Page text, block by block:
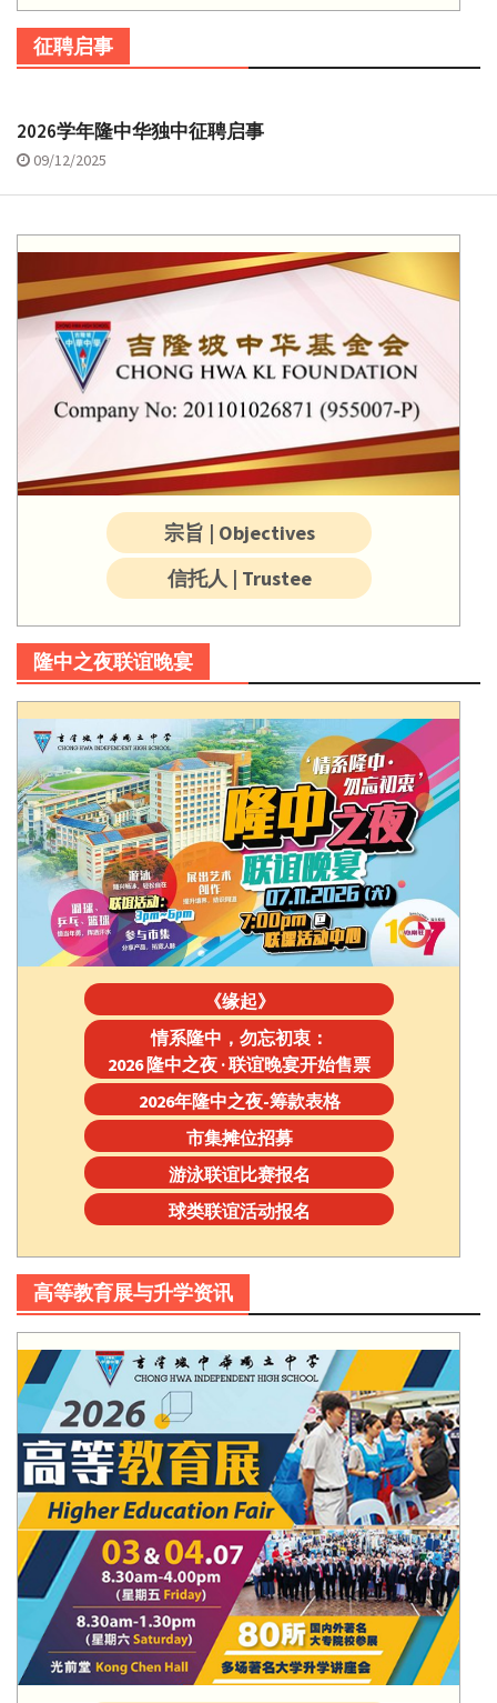
征聘启事
2026学年隆中华独中征聘启事
09/12/2025
宗旨 | Objectives
信托人 | Trustee
隆中之夜联谊晚宴
《缘起》
情系隆中，勿忘初衷：
2026 隆中之夜 · 联谊晚宴开始售票
2026年隆中之夜-筹款表格
市集摊位招募
游泳联谊比赛报名
球类联谊活动报名
高等教育展与升学资讯